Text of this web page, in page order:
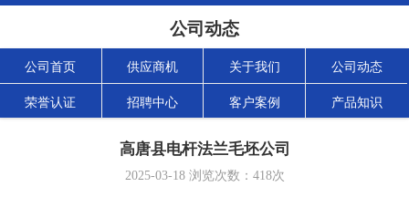
公司动态
公司首页 供应商机 关于我们 公司动态
荣誉认证 招聘中心 客户案例 产品知识
高唐县电杆法兰毛坯公司
2025-03-18浏览次数： 418次